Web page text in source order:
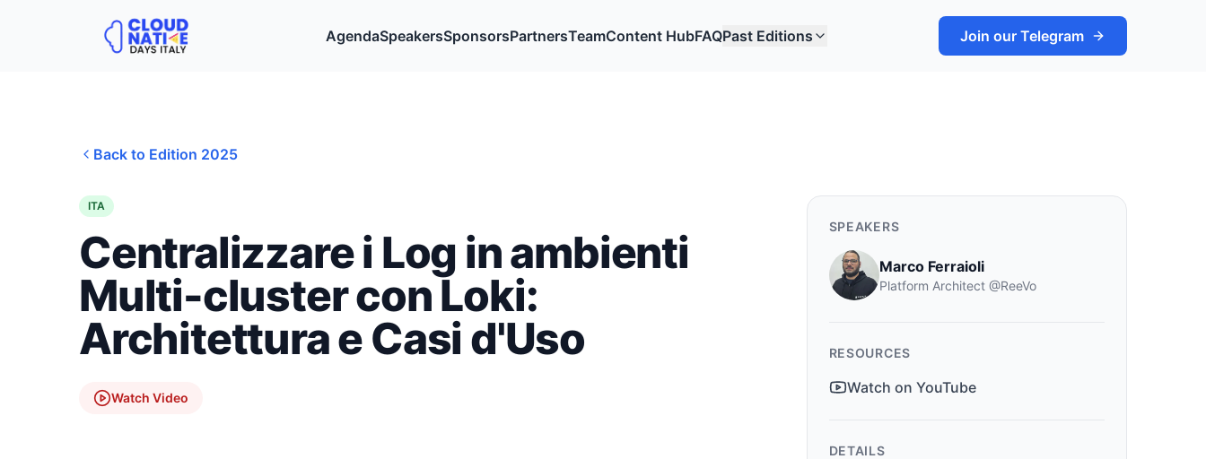
AgendaSpeakersSponsorsPartnersTeamContent HubFAQPast Editions Join our Telegram
Back to Edition 2025
ITA
Centralizzare i Log in ambienti
Multi-cluster con Loki:
Architettura e Casi d'Uso
Watch Video
SPEAKERS
Marco Ferraioli
Platform Architect@ReeVo
RESOURCES
Watch on YouTube
DETAILS